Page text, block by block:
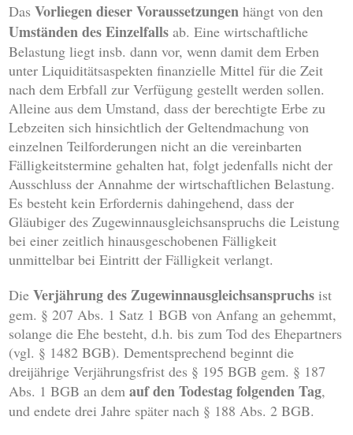
DasVorliegen dieser Voraussetzungen hängt von den
Umständen des Einzelfalls ab. Eine wirtschaftliche
Belastung liegt insb. dann vor, wenn damit dem Erben
unter Liquiditätsaspekten finanzielle Mittel für die Zeit
nach dem Erbfall zur Verfügung gestellt werden sollen.
Alleine aus dem Umstand, dass der berechtigte Erbe zu
Lebzeiten sich hinsichtlich der Geltendmachung von
einzelnen Teilforderungen nicht an die vereinbarten
Fälligkeitstermine gehalten hat, folgt jedenfalls nicht der
Ausschluss der Annahme der wirtschaftlichen Belastung.
Es besteht kein Erfordernis dahingehend, dass der
Gläubiger des Zugewinnausgleichsanspruchs die Leistung
bei einer zeitlich hinausgeschobenen Fälligkeit
unmittelbar bei Eintritt der Fälligkeit verlangt.
DieVerjährung des Zugewinnausgleichsanspruchs ist
gem. § 207 Abs. 1 Satz 1 BGB von Anfang an gehemmt,
solange die Ehe besteht, d.h. bis zum Tod des Ehepartners
(vgl. § 1482 BGB). Dementsprechend beginnt die
dreijährige Verjährungsfrist des § 195 BGB gem. § 187
Abs. 1 BGB an demauf den Todestag folgenden Tag,
und endete drei Jahre später nach § 188 Abs. 2 BGB.